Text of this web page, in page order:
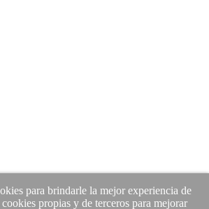
para brindarle la mejor experiencia de
propias y de terceros para mejorar